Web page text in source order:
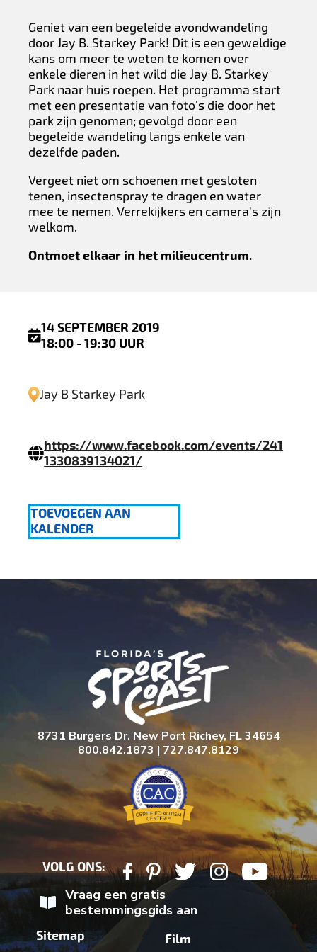
Geniet van een begeleide avondwandeling
door Jay B. Starkey Park! Dit is een geweldige
kans om meer te weten te komen over
enkele dieren in het wild die Jay B. Starkey
Park naar huis roepen. Het programma start
met een presentatie van foto's die door het
park zijn genomen; gevolgd door een
begeleide wandeling langs enkele van
dezelfde paden.
Vergeet niet om schoenen met gesloten
tenen, insectenspray te dragen en water
mee te nemen. Verrekijkers en camera's zijn
welkom.
Ontmoet elkaar in het milieucentrum.
14 SEPTEMBER 2019
18:00 - 19:30 UUR
Jay B Starkey Park
https://www.facebook.com/events/241
1330839134021/
TOEVOEGEN AAN
KALENDER
8731 Burgers Dr. New Port Richey, FL 34654
800.842.1873 | 727.847.8129
VOLG ONS:
Vraag een gratis
bestemmingsgids aan
Sitemap
Film